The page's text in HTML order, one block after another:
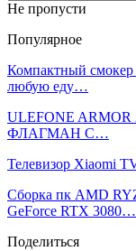
Не пропусти
Популярное
Компактный смокер
любую еду…
ULEFONE
ФЛАГМАН С…
Телевизор Xiaomi
Сборка пк AMD
GeForce RTX 3080…
Поделиться